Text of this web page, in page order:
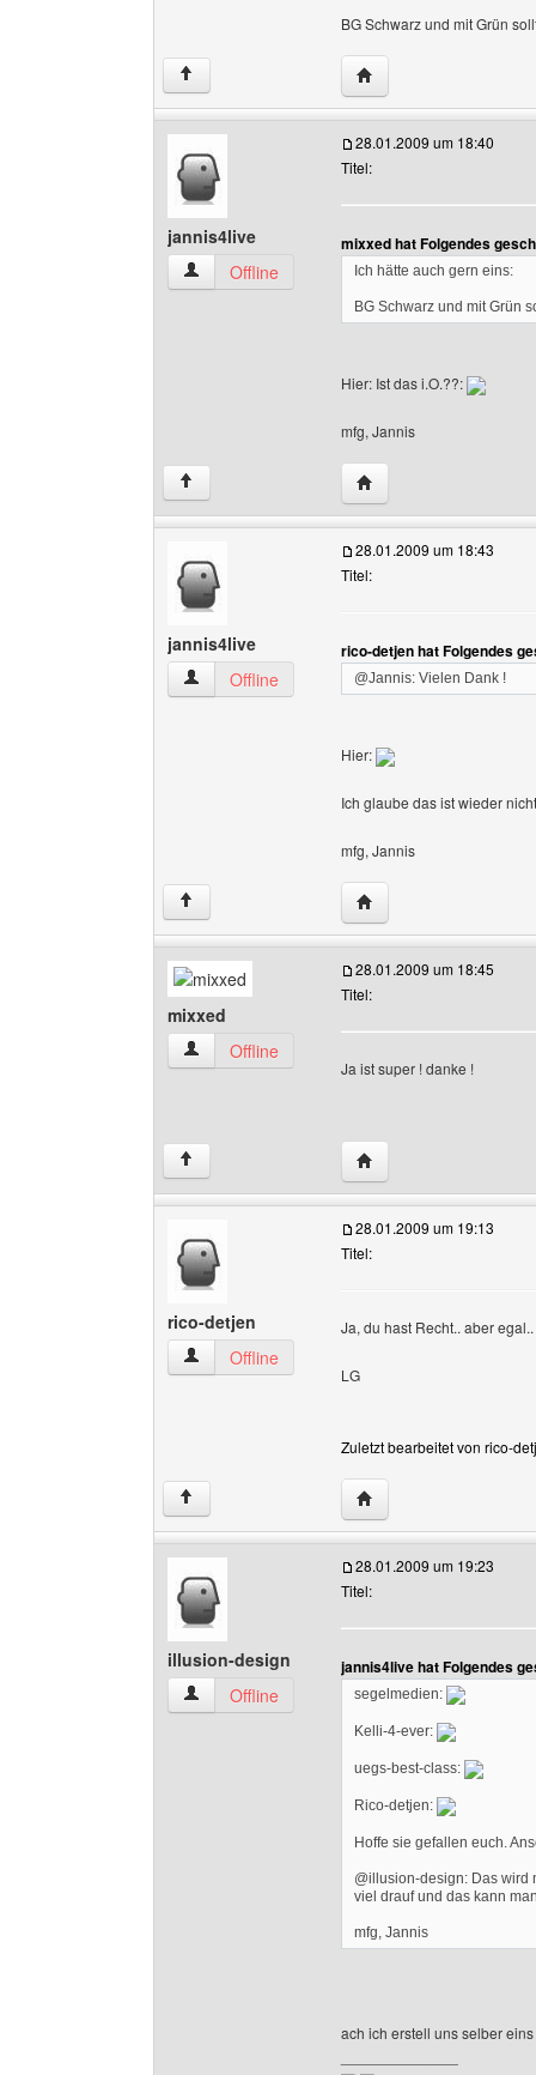
BG Schwarz und mit Grün
↑ Website dieses
jannis4live
jannis4live Benutzer-Profile anzeigen
Offline
28.01.2009 um 18:40
Titel:
mixxed hat Folgendes
Ich hätte auch gern eins:
BG Schwarz und mit Grün
Hier: Ist das i.O.??:
mfg, Jannis
↑ Website dieses
jannis4live
jannis4live Benutzer-Profile anzeigen
Offline
28.01.2009 um 18:43
Titel:
rico-detjen hat Folgendes
@Jannis: Vielen Dank !
Hier:
Ich glaube das ist wieder
mfg, Jannis
↑ Website dieses
mixxed
mixxed Benutzer-Profile anzeigen
Offline
28.01.2009 um 18:45
Titel:
Ja ist super ! danke !
↑ Website dieses
rico-detjen
rico-detjen Benutzer-Profile anzeigen
Offline
28.01.2009 um 19:13
Titel:
Ja, du hast Recht.. aber
LG
Zuletzt bearbeitet von rico-
↑ Website dieses
illusion-design
illusion-design Benutzer-Profile anzeigen
Offline
28.01.2009 um 19:23
Titel:
jannis4live hat Folgendes
segelmedien:
Kelli-4-ever:
uegs-best-class:
Rico-detjen:
Hoffe sie gefallen euch.
@illusion-design: Das wird
viel drauf und das kann
mfg, Jannis
ach ich erstell uns selber